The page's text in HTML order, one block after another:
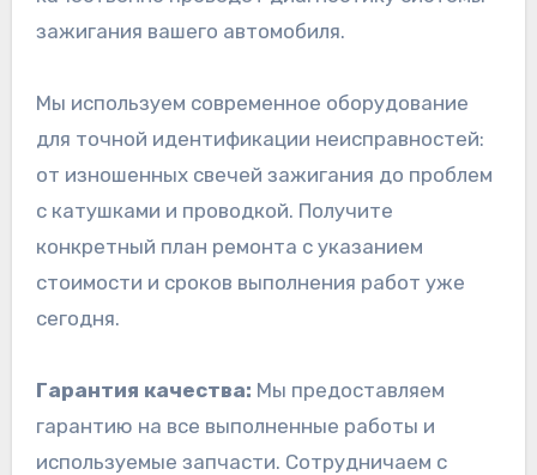
зажигания вашего автомобиля.
Мы используем современное оборудование
для точной идентификации неисправностей:
от изношенных свечей зажигания до проблем
с катушками и проводкой. Получите
конкретный план ремонта с указанием
стоимости и сроков выполнения работ уже
сегодня.
Гарантия качества: Мы предоставляем
гарантию на все выполненные работы и
используемые запчасти. Сотрудничаем с